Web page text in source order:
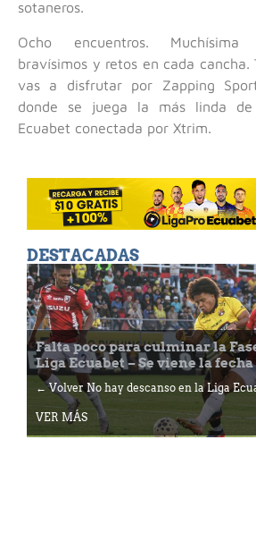
sotaneros.
Ocho encuentros. Muchísima
bravísimos y retos en cada cancha.
vas a disfrutar por Zapping
donde se juega la más linda
Ecuabet conectada por Xtrim.
DESTACADAS
Falta poco para culminar la
Liga Ecuabet – Se viene la fecha
← Volver No hay descanso en la Liga
VER MÁS